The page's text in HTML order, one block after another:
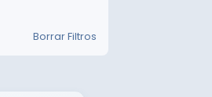
Borrar Filtros